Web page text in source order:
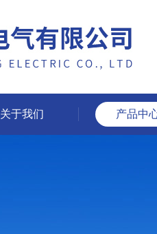
关于我们 产品中